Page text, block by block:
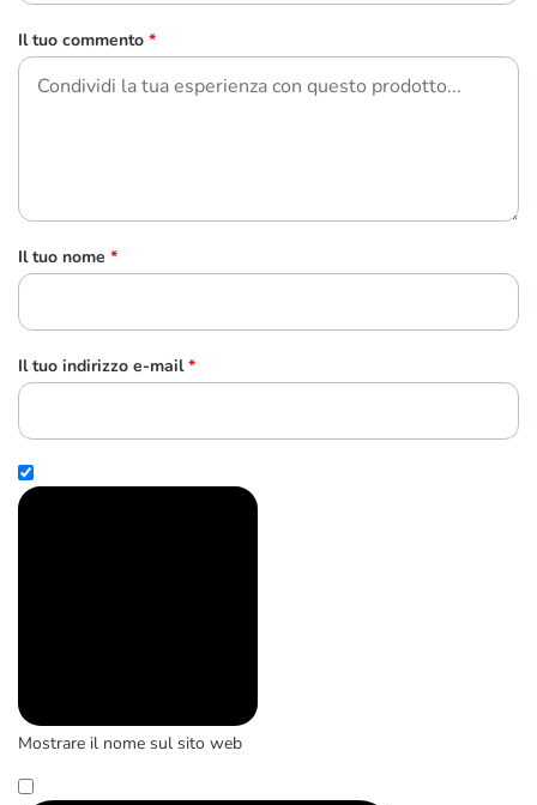
Il tuo commento *
Il tuo nome *
Il tuo indirizzo e-mail *
Mostrare il nome sul sito web